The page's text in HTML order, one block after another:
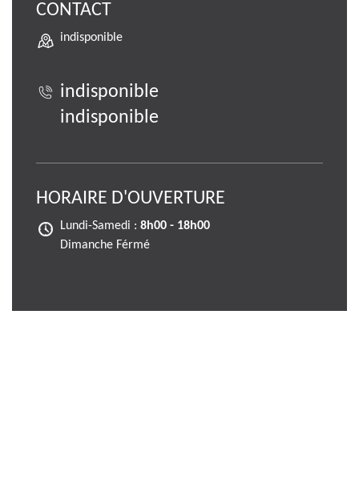
CONTACT
indisponible
indisponible
indisponible
HORAIRE D'OUVERTURE
Lundi-Samedi : 8h00 - 18h00
Dimanche Férmé